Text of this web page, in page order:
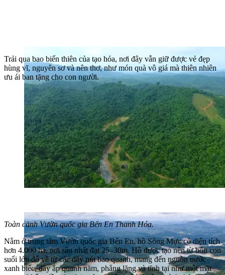
Trải qua bao biến thiên của tạo hóa, nơi đây vẫn giữ được vẻ đẹp
hùng vĩ, nguyên sơ và nên thơ, như món quà vô giá mà thiên nhiên
ưu ái ban tặng cho con người.
Toàn cảnh Vườn quốc gia Bến En Thanh Hóa.
Nằm ở trung tâm Vườn quốc gia Bến En, hồ Sông Mực có diện tích
hơn 4.000 ha, nơi sâu nhất đạt 25–30m. Hồ được tạo nên từ bốn con
suối lớn đổ về từ các dãy núi bao quanh, mang đến nguồn nước
xanh biếc, đầy ắp quanh năm, phẳng lặng và tĩnh tại như một mặt